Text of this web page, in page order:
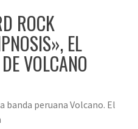
ROCK
EL
VOLCANO
banda peruana Volcano. El